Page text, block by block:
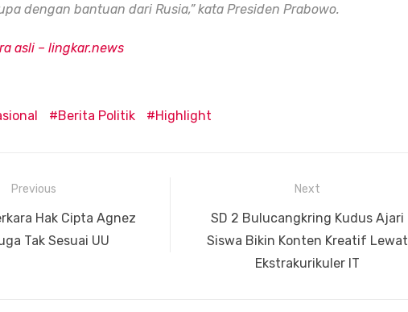
dengan bantuan dari Rusia,” kata Presiden Prabowo.
asli – lingkar.news
Berita Politik Highlight
Previous
Hak Cipta Agnez
Tak Sesuai UU
Next
Next
post:
SD 2 Bulucangkring Kudus Ajari
Siswa Bikin Konten Kreatif Lewat
Ekstrakurikuler IT